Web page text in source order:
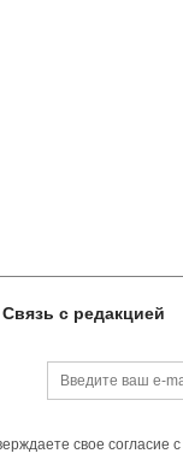
Связь с редакцией
свое согласие с